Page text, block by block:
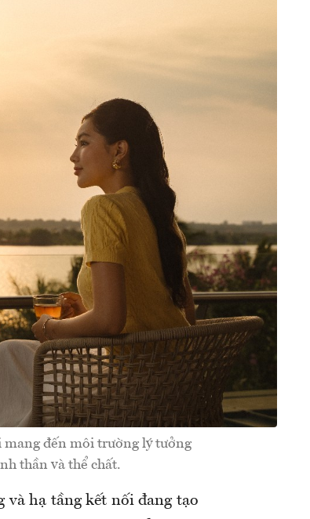
đến môi trường lý tưởng
thần và thể chất.
và hạ tầng kết nối đang tạo